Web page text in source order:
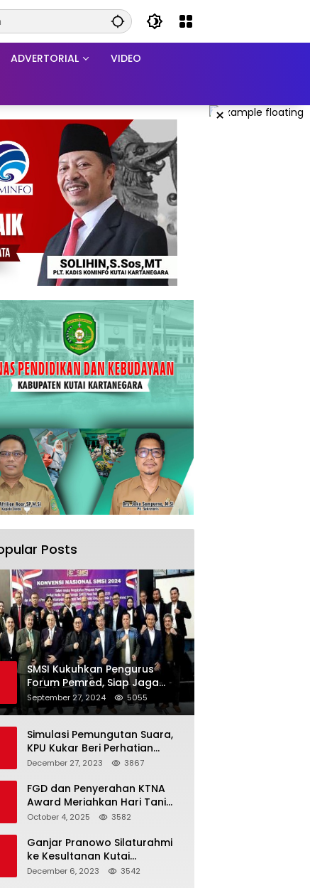
ADVERTORIAL VIDEO
×
Posts
SMSI Kukuhkan Pengurus
Forum Pemred, Siap Jaga
Kualitas Media Daring di
Indonesia
September 27, 2024 5055
Simulasi Pemungutan Suara,
KPU Kukar Beri Perhatian
Penyandang Disabilitas
December 27, 2023 3867
FGD dan Penyerahan KTNA
Award Meriahkan Hari Tani
Nasional di Kukar
October 4, 2025 3582
Ganjar Pranowo Silaturahmi
ke Kesultanan Kutai
Kartanegara
December 6, 2023 3542